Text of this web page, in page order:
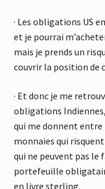
· Les obligations US
et je pourrai
mais je prends un
couvrir la position de
· Et donc je me
obligations
qui me donnent entre
monnaies qui
qui ne peuvent pas le
portefeuille
en livre sterling.